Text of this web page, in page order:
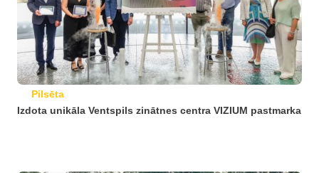
Pilsēta
Izdota unikāla Ventspils zinātnes centra VIZIUM pastmarka